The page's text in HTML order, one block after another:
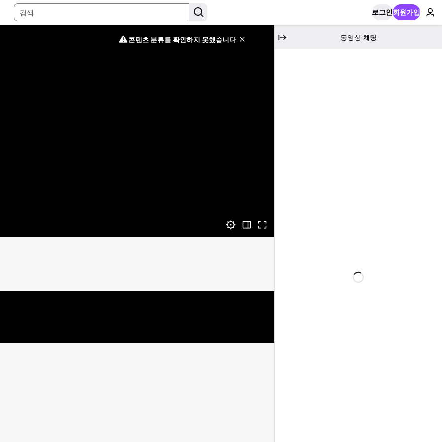
로그인회원가입
콘텐츠 분류를 확인하지 못했습니다 동영상 채팅